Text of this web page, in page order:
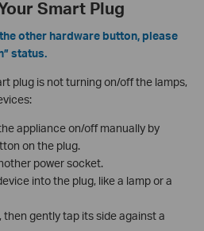
Smart Plug
other hardware button, please
status.
plug is not turning on/off the lamps,
appliance on/off manually by
on the plug.
power socket.
into the plug, like a lamp or a
then gently tap its side against a